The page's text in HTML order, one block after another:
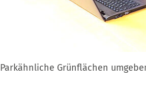
Parkähnliche Grünflächen